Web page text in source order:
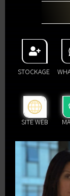
STOCKAGE
SITE WEB